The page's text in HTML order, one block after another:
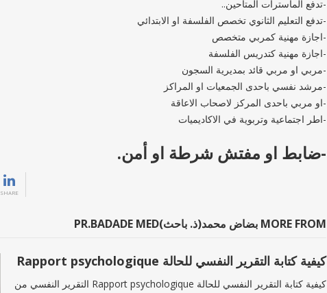
-تدفع الماسترات المتاحين..
-تدفع التعليم الثانوي تخصص الفلسفة او الابتدائي
-اجازة مهنية كمربي متخصص
-اجازة مهنية كتدريس الفلسفة
-مربي او مربي قائد بمديرية السجون
-مرشد نفسي باحدى الجمعيات او المراكز
-او مربي باحدى المركز لاصحاب الاعاقة
-اطر اجتماعية وتربوية في الاكاديميات
-ضابط او مفتش شرطة او أمن.
SHARE
MORE FROM بضاض محمد(ذ. باحث)PR.BADADE MED
كيفية كتابة التقرير النفسي للحالة Rapport psychologique
كيفية كتابة التقرير النفسي للحالة Rapport psychologique التقرير النفسي من